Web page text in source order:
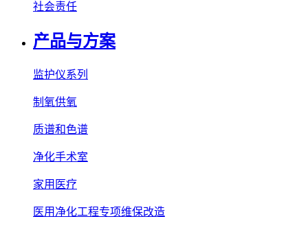
社会责任
产品与方案
监护仪系列
制氧供氧
质谱和色谱
净化手术室
家用医疗
医用净化工程专项维保改造